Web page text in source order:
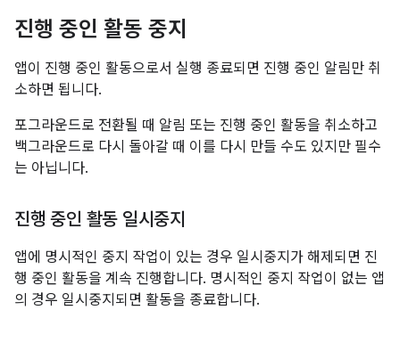
진행 중인 활동 중지
앱이 진행 중인 활동으로서 실행 종료되면 진행 중인 알림만 취
소하면 됩니다.
포그라운드로 전환될 때 알림 또는 진행 중인 활동을 취소하고
백그라운드로 다시 돌아갈 때 이를 다시 만들 수도 있지만 필수
는 아닙니다.
진행 중인 활동 일시중지
앱에 명시적인 중지 작업이 있는 경우 일시중지가 해제되면 진
행 중인 활동을 계속 진행합니다. 명시적인 중지 작업이 없는 앱
의 경우 일시중지되면 활동을 종료합니다.